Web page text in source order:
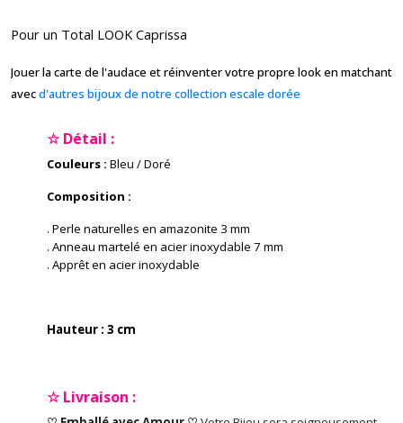
Pour un Total LOOK Caprissa
Jouer la carte de l'audace et réinventer votre propre look en matchant
avecd'autres bijoux de notre collection escale dorée
☆ Détail :
Couleurs : Bleu / Doré
Composition :
. Perle naturelles en amazonite 3 mm
. Anneau martelé en acier inoxydable 7 mm
. Apprêt en acier inoxydable
Hauteur : 3 cm
☆ Livraison :